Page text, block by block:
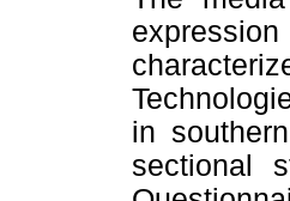
in
sectional